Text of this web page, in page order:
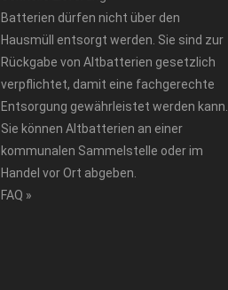
Batterien dürfen nicht über den
Hausmüll entsorgt werden. Sie sind zur
Rückgabe von Altbatterien gesetzlich
verpflichtet, damit eine fachgerechte
Entsorgung gewährleistet werden kann.
Sie können Altbatterien an einer
kommunalen Sammelstelle oder im
Handel vor Ort abgeben.
FAQ »